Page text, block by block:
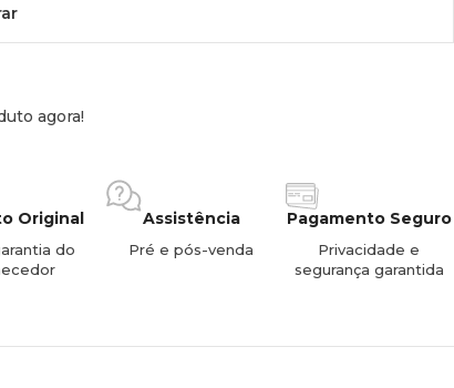
Surf / Longboards
e ajustável ao tamanho da prancha
agora!
Original
do
Assistência
Pré e pós-venda
Pagamento Seguro
Privacidade e
segurança garantida